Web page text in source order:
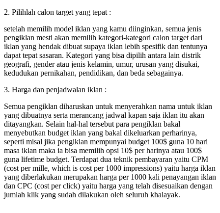
2. Pilihlah calon target yang tepat :
setelah memilih model iklan yang kamu diinginkan, semua jenis
pengiklan mesti akan memilih kategori-kategori calon target dari
iklan yang hendak dibuat supaya iklan lebih spesifik dan tentunya
dapat tepat sasaran. Kategori yang bisa dipilih antara lain distrik
geografi, gender atau jenis kelamin, umur, urusan yang disukai,
kedudukan pernikahan, pendidikan, dan beda sebagainya.
3. Harga dan penjadwalan iklan :
Semua pengiklan diharuskan untuk menyerahkan nama untuk iklan
yang dibuatnya serta merancang jadwal kapan saja iklan itu akan
ditayangkan. Selain hal-hal tersebut para pengiklan bakal
menyebutkan budget iklan yang bakal dikeluarkan perharinya,
seperti misal jika pengiklan mempunyai budget 100$ guna 10 hari
masa iklan maka ia bisa memilih opsi 10$ per harinya atau 100$
guna lifetime budget. Terdapat dua teknik pembayaran yaitu CPM
(cost per mille, which is cost per 1000 impressions) yaitu harga iklan
yang diberlakukan merupakan harga per 1000 kali penayangan iklan
dan CPC (cost per click) yaitu harga yang telah disesuaikan dengan
jumlah klik yang sudah dilakukan oleh seluruh khalayak.